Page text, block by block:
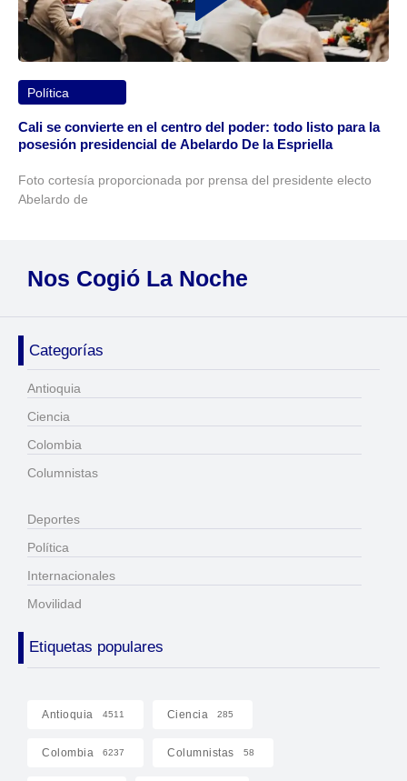
Política
Cali se convierte en el centro del poder: todo listo para la
posesión presidencial de Abelardo De la Espriella
Foto cortesía proporcionada por prensa del presidente electo
Abelardo de
Nos Cogió La Noche
Categorías
Antioquia
Ciencia
Colombia
Columnistas
Deportes
Política
Internacionales
Movilidad
Etiquetas populares
Antioquia 4511 Ciencia 285
Colombia 6237 Columnistas 58